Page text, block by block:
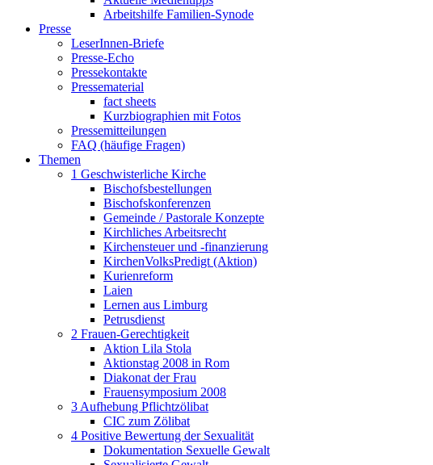
Arbeitshilfe Familien-Synode
Presse
LeserInnen-Briefe
Presse-Echo
Pressekontakte
Pressematerial
fact sheets
Kurzbiographien mit Fotos
Pressemitteilungen
FAQ (häufige Fragen)
Themen
1 Geschwisterliche Kirche
Bischofsbestellungen
Bischofskonferenzen
Gemeinde / Pastorale Konzepte
Kirchliches Arbeitsrecht
Kirchensteuer und -finanzierung
KirchenVolksPredigt (Aktion)
Kurienreform
Laien
Lernen aus Limburg
Petrusdienst
2 Frauen-Gerechtigkeit
Aktion Lila Stola
Aktionstag 2008 in Rom
Diakonat der Frau
Frauensymposium 2008
3 Aufhebung Pflichtzölibat
CIC zum Zölibat
4 Positive Bewertung der Sexualität
Dokumentation Sexuelle Gewalt